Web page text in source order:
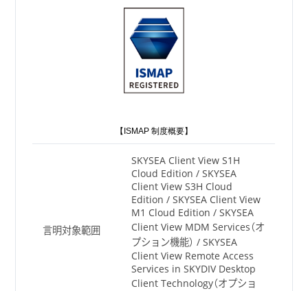
【ISMAP 制度概要】
言明対象範囲
SKYSEA Client View S1H
Cloud Edition / SKYSEA
Client View S3H Cloud
Edition / SKYSEA Client View
M1 Cloud Edition / SKYSEA
Client View MDM Services（オ
プション機能） / SKYSEA
Client View Remote Access
Services in SKYDIV Desktop
Client Technology（オプショ